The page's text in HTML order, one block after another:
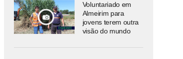
Voluntariado em
Almeirim para
jovens terem outra
visão do mundo